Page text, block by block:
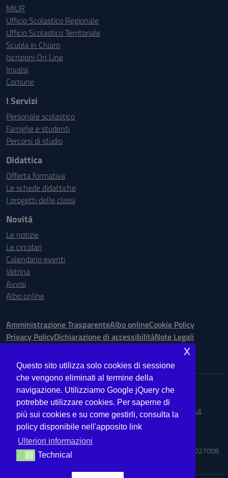
MIUR
Ufficio Scolastico Regionale
Ufficio Scolastico Territoriale
Scuola in Chiaro
Iscrizioni On Line
Invalsi
Comune
I Servizi
Personale scolastico
Famiglie e studenti
Percorsi di studio
Didattica
Offerta formativa
Le schede didattiche
I progetti delle classi
Novità
Le notizie
Le circolari
Calendario eventi
Vetrina
Avvisi
Albo online
Amministrazione TrasparenteAlbo onlineCookie Policy
Privacy PolicyDichiarazione di accessibilitàNote Legali
Indirizzo:Via Ugo Bassi is. 148 n. 73 - 98123 Messina
Centralino:090.9012763 Email:MEIS027008@istruzione.it
Posta elettronica certificata (PEC): meis027008@pec.istruzione.it
Codice fiscale: 03224560833
Codice meccanografico:MEIS027008
Codice Indice delle Pubbliche Amministrazioni (IPA): ISTSC_MEIS027008
Questo sito utilizza solo cookies di sessione
che vengono eliminati al termine della
navigazione. Utilizziamo Google jQuery che
potrebbe utilizzare cookies. Per saperne di
più sui cookies e su come gestirli, consulta la
policy disponibile nell'apposito link
Ulteriori informazioni
TechnicalTechnical
x